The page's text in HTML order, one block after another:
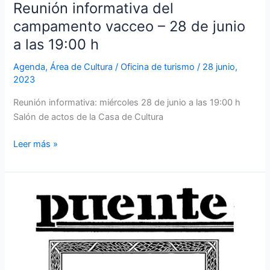
Reunión informativa del
campamento vacceo – 28 de junio
a las 19:00 h
Agenda,Área de Cultura /Oficina de turismo/ 28 junio,
2023
Reunión informativa: miércoles 28 de junio a las 19:00 h
Salón de actos de la Casa de Cultura
Leer más »
Disponible
número